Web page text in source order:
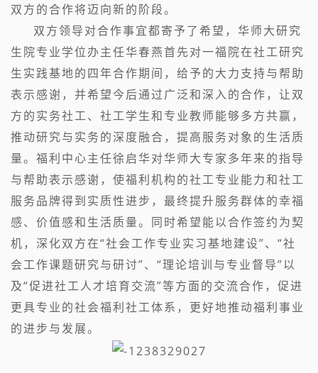
双方的合作将迈向新的阶段。
双方领导对合作事宜都寄予了希望，华师大研究
生院专业学位办主任华春燕首先对一福院在社工研究
生实践基地的四年合作期间，给予的大力支持与帮助
表示感谢，并希望今后通过广泛和深入的合作，让双
方的实务社工、社工学生和专业教师能够多方共赢，
推动研究与实务的深度融合，提高服务对象的生活质
量。福利中心主任徐启华对华师大专家多年来的指导
与帮助表示感谢，使福利机构的社工专业能力和社工
服务品牌得到实质性进步，最终提升服务群体的幸福
感、价值感和生活质量。同时希望能以合作签约为契
机，深化双方在“社会工作专业实习基地建设”、“社
会工作课题研究与研讨”、“理论培训与专业督导”以
及“促进社工人才培育交流”等方面的交流合作，促进
更具专业的社会福利社工体系，更好地推动福利事业
的进步与发展。